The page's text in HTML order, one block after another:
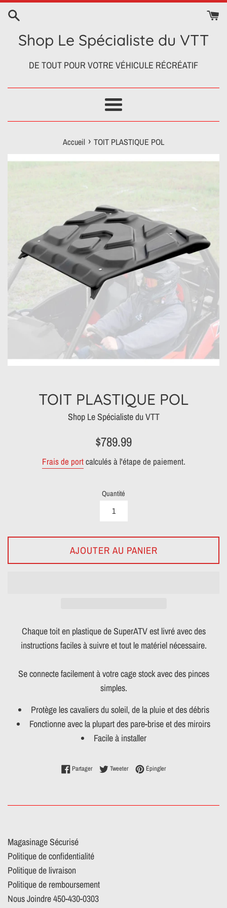
Passer
contenuShop Le Spécialiste du VTT
DE TOUT POUR VOTRE VÉHICULE RÉCRÉATIF
Menu
Accueil › TOIT PLASTIQUE POL
TOIT PLASTIQUE POL
Shop Le Spécialiste du VTT
Prix
$789.99
Frais de portcalculés à l'étape de paiement.
Quantité
AJOUTER AU PANIER
Chaque toit en plastique de SuperATV est livré avec des
instructions faciles à suivre et tout le matériel nécessaire.
Se connecte facilement à votre cage stock avec des pinces
simples.
Protège les cavaliers du soleil, de la pluie et des débris
Fonctionne avec la plupart des pare-brise et des miroirs
Facile à installer
PartagerPartager sur Facebook
TweeterTweeter sur Twitter
ÉpinglerÉpingler sur Pinterest
Magasinage Sécurisé
Politique de confidentialité
Politique de livraison
Politique de remboursement
Nous Joindre 450-430-0303